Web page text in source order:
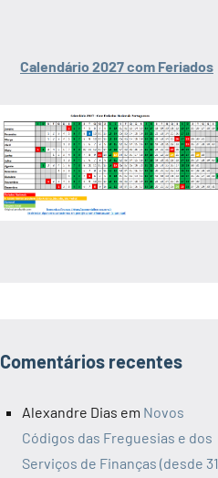
Calendário 2027 com Feriados
Comentários recentes
Alexandre Dias em Novos
Códigos das Freguesias e dos
Serviços de Finanças (desde 31